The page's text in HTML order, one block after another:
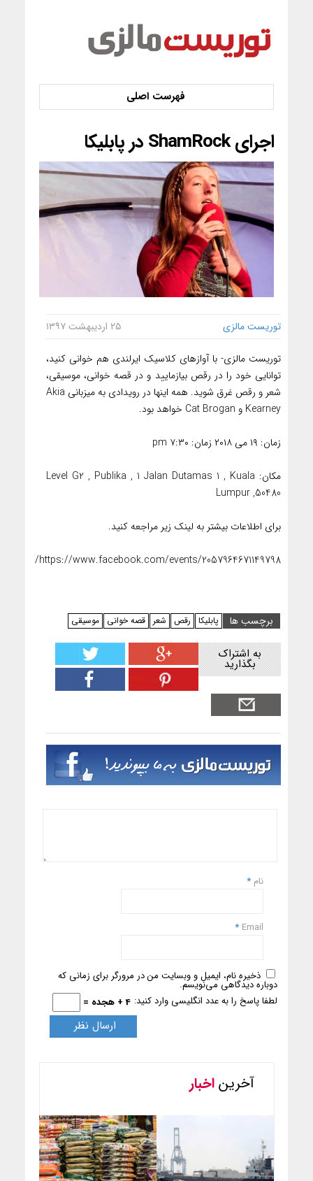
اجرای ShamRock در پابلیکا
توریست مالزی ۲۵ اردیبهشت ۱۳۹۷
توریست مالزی- با آوازهای کلاسیک ایرلندی هم خوانی کنید،
توانایی خود را در رقص بیازمایید و در قصه خوانی، موسیقی،
شعر و رقص غرق شوید. همه اینها در رویدادی به میزبانی Akia
Kearney و Cat Brogan خواهد بود.
زمان: ۱۹ می ۲۰۱۸ زمان: ۷:۳۰ pm
مکان: Level G2 , Publika , 1 Jalan Dutamas 1 , Kuala
Lumpur ,50480
برای اطلاعات بیشتر به لینک زیر مراجعه کنید.
https://www.facebook.com/events/2057964671149798/
برچسب ها پابلیکا رقص شعر قصه خوانی موسیقی
به اشتراک
بگذارید
نام *
Email
*
ذخیره نام، ایمیل و وبسایت من در مرورگر برای زمانی که
دوباره دیدگاهی می‌نویسم.
لطفا پاسخ را به عدد انگلیسی وارد کنید: 4 + هجده =
آخریناخبار